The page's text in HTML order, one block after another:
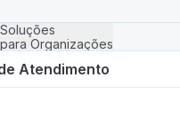
Soluções
para Organizações
Atendimento